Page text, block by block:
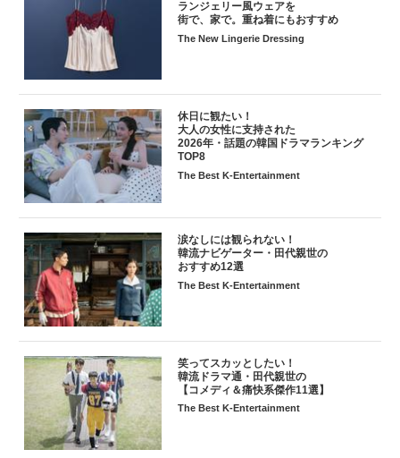
ランジェリー風ウェアを
街で、家で。重ね着にもおすすめ
The New Lingerie Dressing
休日に観たい！
大人の女性に支持された
2026年・話題の韓国ドラマランキング
TOP8
The Best K-Entertainment
涙なしには観られない！
韓流ナビゲーター・田代親世の
おすすめ12選
The Best K-Entertainment
笑ってスカッとしたい！
韓流ドラマ通・田代親世の
【コメディ＆痛快系傑作11選】
The Best K-Entertainment